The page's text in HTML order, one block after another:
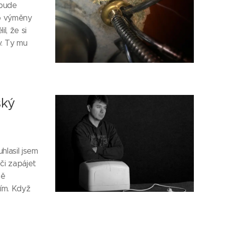
výměny
že si
Ty mu
jsem
zapájet
Když